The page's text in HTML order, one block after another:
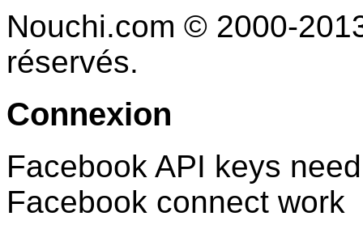
Nouchi.com © 2000-
réservés.
Connexion
Facebook API keys
Facebook connect work